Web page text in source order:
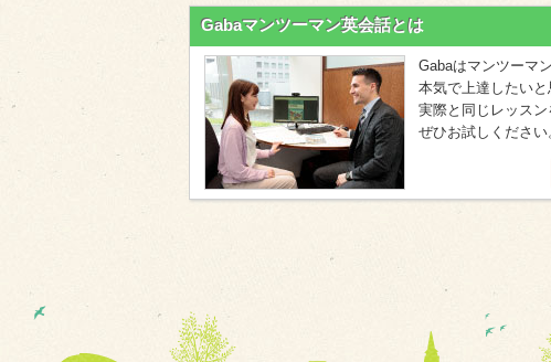
Gabaマンツーマン英会話とは
Gabaはマンツーマ
本気で上達したいと
実際と同じレッス
ぜひお試しください